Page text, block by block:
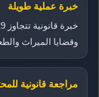
خبرة عملية طويلة
وقضايا الميراث
مراجعة قانونية